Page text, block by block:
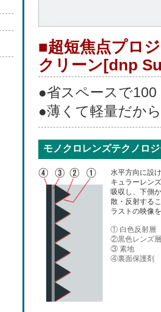
■超短焦点プロ
クリーン[dnp
●省スペースで
●薄くて軽量だか
モノクロレンズテクノロ
水平方向に設
キュラーレン
吸収し、下側
散・反射する
ラストの映像
① 白色反射層
②黒色レンズ層
③ 素地
④裏面保護剤